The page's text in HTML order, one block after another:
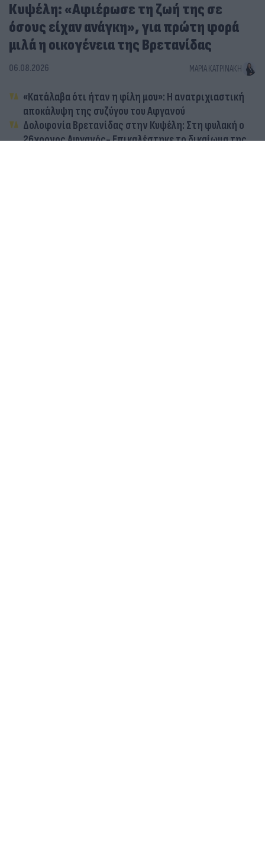
Κυψέλη: «Αφιέρωσε τη ζωή της σε
όσους είχαν ανάγκη», για πρώτη φορά
μιλά η οικογένεια της Βρετανίδας
06.08.2026 ΜΑΡΊΑ ΚΑΤΡΙΝΆΚΗ
«Κατάλαβα ότι ήταν η φίλη μου»: Η ανατριχιαστική
αποκάλυψη της συζύγου του Αφγανού
Δολοφονία Βρετανίδας στην Κυψέλη: Στη φυλακή ο
26χρονος Αφγανός- Επικαλέστηκε το δικαίωμα της